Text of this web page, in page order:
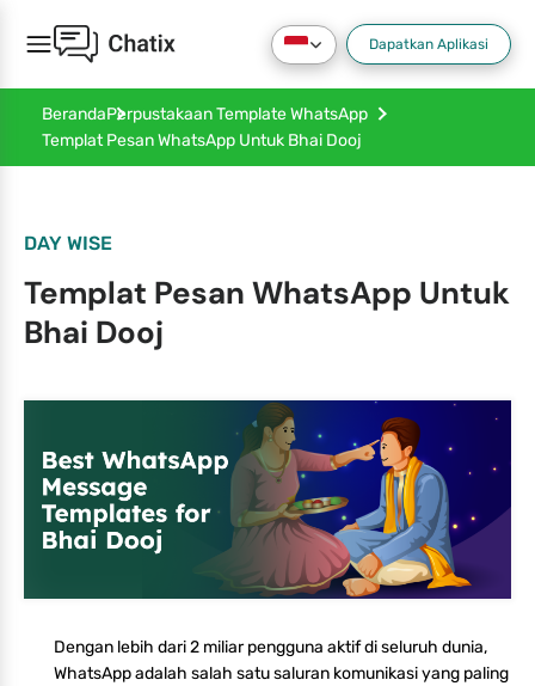
Dapatkan Aplikasi
BerandaPerpustakaan Template WhatsApp
Templat Pesan WhatsApp Untuk Bhai Dooj
DAY WISE
Templat Pesan WhatsApp Untuk
Bhai Dooj
Dengan lebih dari 2 miliar pengguna aktif di seluruh dunia,
WhatsApp adalah salah satu saluran komunikasi yang paling